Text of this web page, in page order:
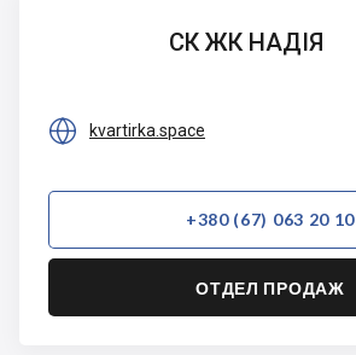
СК ЖК НАДІЯ
 kvartirka.space
+380 (67) 063 20 10
ОТДЕЛ ПРОДАЖ